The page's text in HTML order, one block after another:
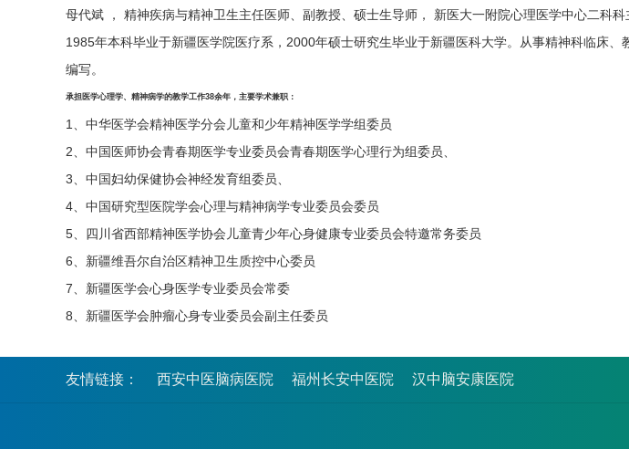
母代斌 ， 精神疾病与精神卫生主任医师、副教授、硕士生导师， 新医大一附院心理医学中心二科科
1985年本科毕业于新疆医学院医疗系，2000年硕士研究生毕业于新疆医科大学。从事精神科临床
编写。
承担医学心理学、精神病学的教学工作38余年，主要学术兼职：
1、中华医学会精神医学分会儿童和少年精神医学学组委员
2、中国医师协会青春期医学专业委员会青春期医学心理行为组委员、
3、中国妇幼保健协会神经发育组委员、
4、中国研究型医院学会心理与精神病学专业委员会委员
5、四川省西部精神医学协会儿童青少年心身健康专业委员会特邀常务委员
6、新疆维吾尔自治区精神卫生质控中心委员
7、新疆医学会心身医学专业委员会常委
8、新疆医学会肿瘤心身专业委员会副主任委员
友情链接： 西安中医脑病医院 福州长安中医院 汉中脑安康医院